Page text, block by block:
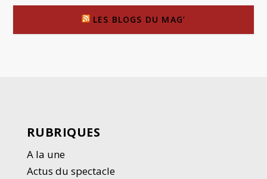
LES BLOGS DU MAG’
RUBRIQUES
A la une
Actus du spectacle